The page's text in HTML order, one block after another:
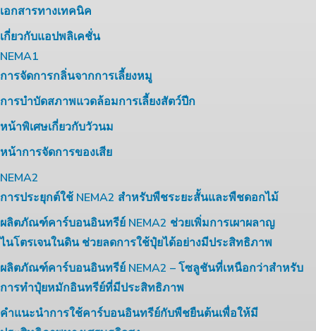
เอกสารทางเทคนิค
เกี่ยวกับแอปพลิเคชั่น
NEMA1
การจัดการกลิ่นจากการเลี้ยงหมู
การบำบัดสภาพแวดล้อมการเลี้ยงสัตว์ปีก
หน้าพิเศษเกี่ยวกับวัวนม
หน้าการจัดการของเสีย
NEMA2
การประยุกต์ใช้ NEMA2 สำหรับพืชระยะสั้นและพืชดอกไม้
ผลิตภัณฑ์คาร์บอนอินทรีย์ NEMA2 ช่วยเพิ่มการเผาผลาญ
ไนโตรเจนในดิน ช่วยลดการใช้ปุ๋ยได้อย่างมีประสิทธิภาพ
ผลิตภัณฑ์คาร์บอนอินทรีย์ NEMA2 – โซลูชันที่เหนือกว่าสำหรับ
การทำปุ๋ยหมักอินทรีย์ที่มีประสิทธิภาพ
คำแนะนำการใช้คาร์บอนอินทรีย์กับพืชยืนต้นเพื่อให้มี